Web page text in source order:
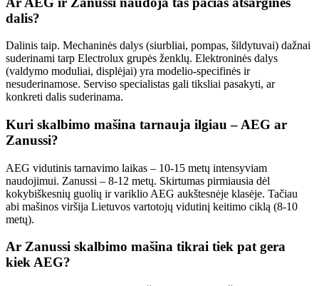
dalis?
Dalinis taip. Mechaninės dalys (siurbliai, pompas, šildytuvai) dažnai
suderinami tarp Electrolux grupės ženklų. Elektroninės dalys
(valdymo moduliai, displėjai) yra modelio-specifinės ir
nesuderinamose. Serviso specialistas gali tiksliai pasakyti, ar
konkreti dalis suderinama.
Kuri skalbimo mašina tarnauja ilgiau – AEG ar
Zanussi?
AEG vidutinis tarnavimo laikas – 10-15 metų intensyviam
naudojimui. Zanussi – 8-12 metų. Skirtumas pirmiausia dėl
kokybiškesnių guolių ir variklio AEG aukštesnėje klasėje. Tačiau
abi mašinos viršija Lietuvos vartotojų vidutinį keitimo ciklą (8-10
metų).
Ar Zanussi skalbimo mašina tikrai tiek pat gera
kiek AEG?